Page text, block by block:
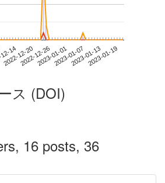
14
2022-12-202022-12-262023-01-012023-01-072023-01-132023-01-19
ス (DOI)
16 posts, 36